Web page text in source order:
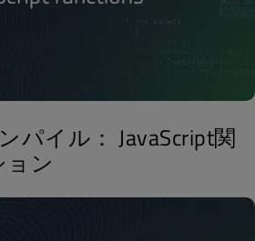
パイル： JavaScript関
ン